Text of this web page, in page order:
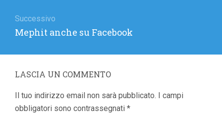
Successivo
Articolo
Mephit anche su Facebook
LASCIA UN COMMENTO
Il tuo indirizzo email non sarà pubblicato.
I campi
obbligatori sono contrassegnati *